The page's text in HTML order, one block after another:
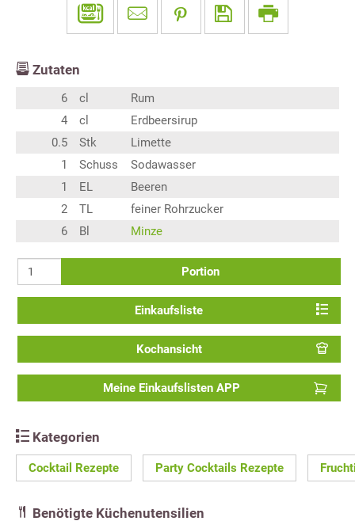
Zutaten
6 cl
Rum
4
cl
Erdbeersirup
0.5
Stk
Limette
1
Schuss
Sodawasser
1
EL
Beeren
2
TL
feiner Rohrzucker
6
Bl Minze
Portion
Einkaufsliste
Kochansicht
Meine Einkaufslisten APP
Kategorien
Cocktail Rezepte Party Cocktails Rezepte
Benötigte Küchenutensilien